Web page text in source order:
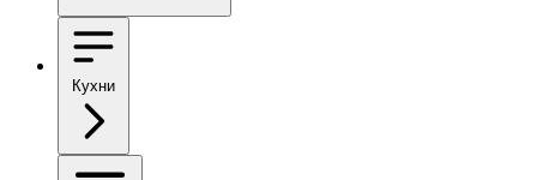
Кухни